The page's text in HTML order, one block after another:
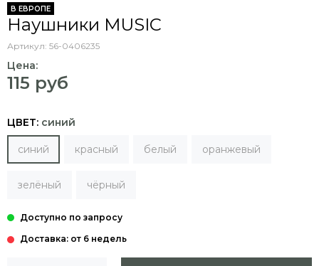
В ЕВРОПЕ
Наушники MUSIC
Артикул: 56-0406235
Цена:
115 руб
ЦВЕТ: синий
синий красный белый оранжевый
зелёный чёрный
Доставка: от 6 недель